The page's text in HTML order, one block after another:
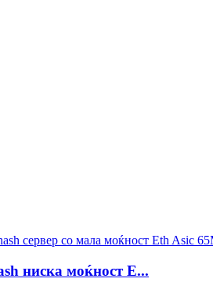
ниска моќност E...